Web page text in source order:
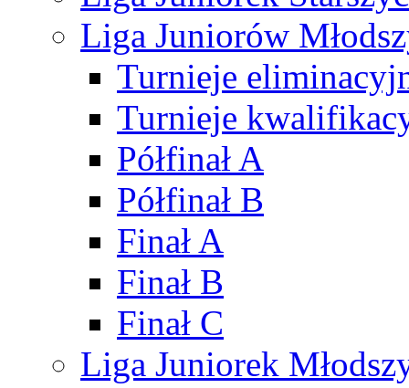
Liga Juniorów
Turnieje
Turnieje
Półfinał A
Półfinał B
Finał A
Finał B
Finał C
Liga Juniorek